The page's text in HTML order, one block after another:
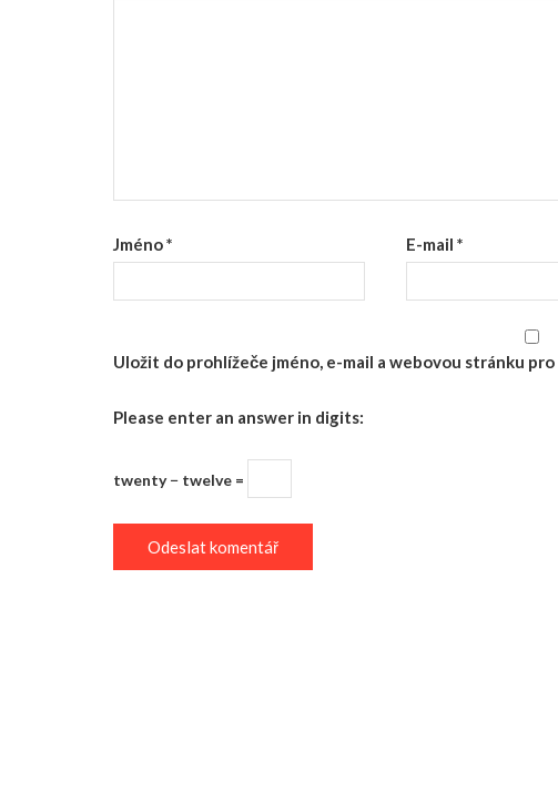
Jméno* E-mail*
Uložit do prohlížeče jméno, e-mail a webovou stránku
Please enter an answer in digits:
twenty − twelve =